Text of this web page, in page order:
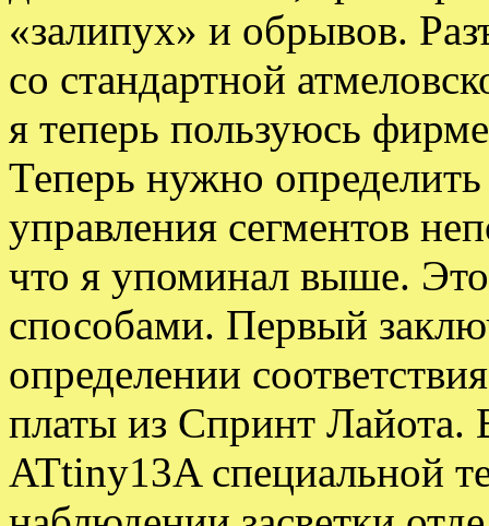
«залипух» и обрывов.
со стандартной
я теперь пользуюсь
Теперь нужно определить
управления сегментов
что я упоминал выше.
способами. Первый
определении
платы из Спринт
ATtiny13A специальной